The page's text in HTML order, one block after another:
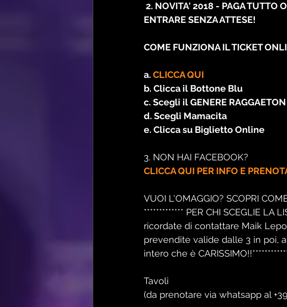
2. NOVITA' 2018 - PAGA TUTTO
ENTRARE SENZA ATTESE!
COME FUNZIONA IL TICKET
a. CLICCA QUI
b. Clicca il Bottone Blu
c. Scegli il GENERE RAGGAETON
d. Scegli Mamacita
e. Clicca su Biglietto Online
3. NON HAI FACEBOOK?
CLICCA QUI PER INFO E
VUOI L'OMAGGIO? SCOPRI
************* PER CHI SCEGLIE
ricordate di contattare Maik
prevendite valide dalle 3 in poi,
intero che è
Tavoli
(da prenotare via whatsapp al